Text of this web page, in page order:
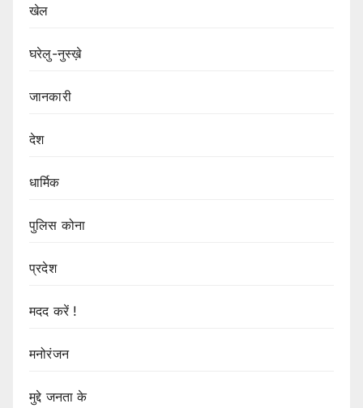
खेल
घरेलु-नुस्ख़े
जानकारी
देश
धार्मिक
पुलिस कोना
प्रदेश
मदद करें !
मनोरंजन
मुद्दे जनता के